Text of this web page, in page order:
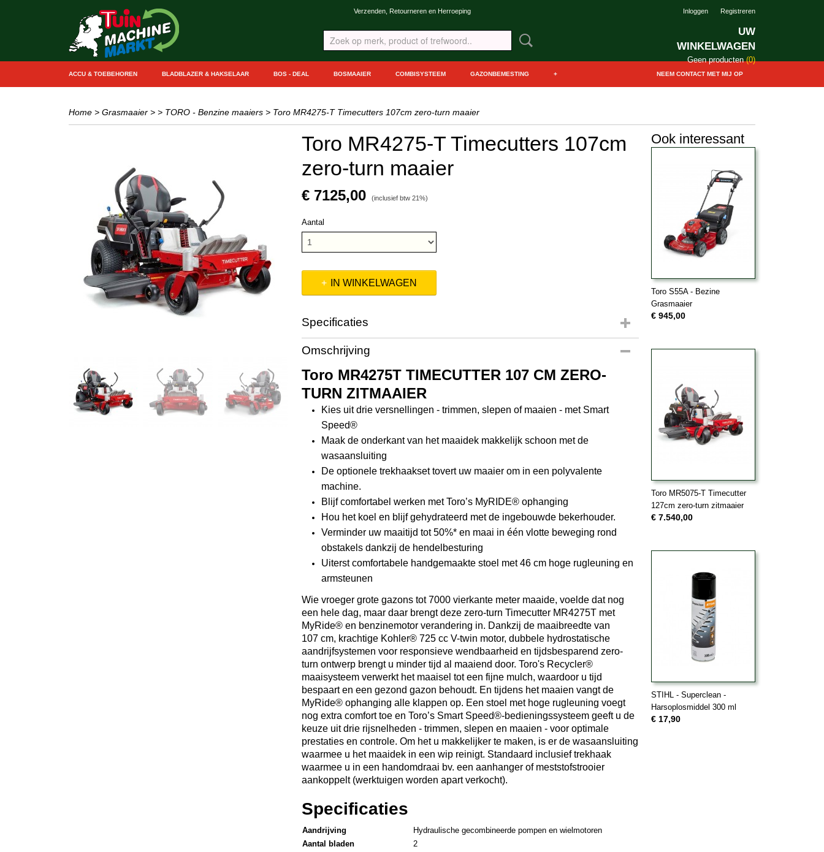
Verzenden, Retourneren en Herroeping Inloggen Registreren
UW
WINKELWAGEN
Geen producten(0)
NEEM CONTACT MET MIJ OP
ACCU & TOEBEHOREN BLADBLAZER & HAKSELAAR BOS - DEAL BOSMAAIER COMBISYSTEEM GAZONBEMESTING +
Home > Grasmaaier > > TORO - Benzine maaiers > Toro MR4275-T Timecutters 107cm zero-turn maaier
Toro MR4275-T Timecutters 107cm
zero-turn maaier
€ 7125,00 (inclusief btw 21%)
Aantal
IN WINKELWAGEN
Specificaties
Productcode
Productcode leverancier
Omschrijving
Toro MR4275T TIMECUTTER 107 CM ZERO-
TURN ZITMAAIER
Kies uit drie versnellingen - trimmen, slepen of maaien - met Smart
Speed®
Maak de onderkant van het maaidek makkelijk schoon met de
wasaansluiting
De optionele trekhaakset tovert uw maaier om in een polyvalente
machine.
Blijf comfortabel werken met Toro’s MyRIDE® ophanging
Hou het koel en blijf gehydrateerd met de ingebouwde bekerhouder.
Verminder uw maaitijd tot 50%* en maai in één vlotte beweging rond
obstakels dankzij de hendelbesturing
Uiterst comfortabele handgemaakte stoel met 46 cm hoge rugleuning en
armsteunen
Wie vroeger grote gazons tot 7000 vierkante meter maaide, voelde dat nog
een hele dag, maar daar brengt deze zero-turn Timecutter MR4275T met
MyRide® en benzinemotor verandering in. Dankzij de maaibreedte van
107 cm, krachtige Kohler® 725 cc V-twin motor, dubbele hydrostatische
aandrijfsystemen voor responsieve wendbaarheid en tijdsbesparend zero-
turn ontwerp brengt u minder tijd al maaiend door. Toro's Recycler®
maaisysteem verwerkt het maaisel tot een fijne mulch, waardoor u tijd
bespaart en een gezond gazon behoudt. En tijdens het maaien vangt de
MyRide® ophanging alle klappen op. Een stoel met hoge rugleuning voegt
nog extra comfort toe en Toro’s Smart Speed®-bedieningssysteem geeft u de
keuze uit drie rijsnelheden - trimmen, slepen en maaien - voor optimale
prestaties en controle. Om het u makkelijker te maken, is er de wasaansluiting
waarmee u het maaidek in een wip reinigt. Standaard inclusief trekhaak
waarmee u in een handomdraai bv. een aanhanger of meststofstrooier
aankoppelt (werktuigen worden apart verkocht).
Specificaties
Aandrijving
Hydraulische gecombineerde pompen en wielmotoren
Aantal bladen
2
Ook interessant
Toro S55A - Bezine
Grasmaaier
€ 945,00
Toro MR5075-T Timecutter
127cm zero-turn zitmaaier
€ 7.540,00
STIHL - Superclean -
Harsoplosmiddel 300 ml
€ 17,90